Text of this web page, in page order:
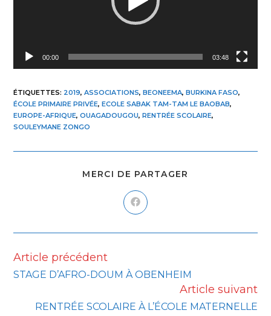
00:00 03:48
ÉTIQUETTES: 2019, ASSOCIATIONS, BEONEEMA, BURKINA FASO,
ÉCOLE PRIMAIRE PRIVÉE, ECOLE SABAK TAM-TAM LE BAOBAB,
EUROPE-AFRIQUE, OUAGADOUGOU, RENTRÉE SCOLAIRE,
SOULEYMANE ZONGO
MERCI DE PARTAGER
Article précédent
STAGE D’AFRO-DOUM À OBENHEIM
Article suivant
RENTRÉE SCOLAIRE À L’ÉCOLE MATERNELLE